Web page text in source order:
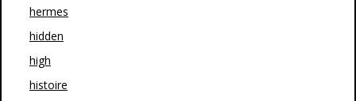
hermes
hidden
high
histoire